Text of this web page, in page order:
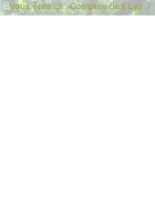
Vous êtes ici : Comptoir des Lys /